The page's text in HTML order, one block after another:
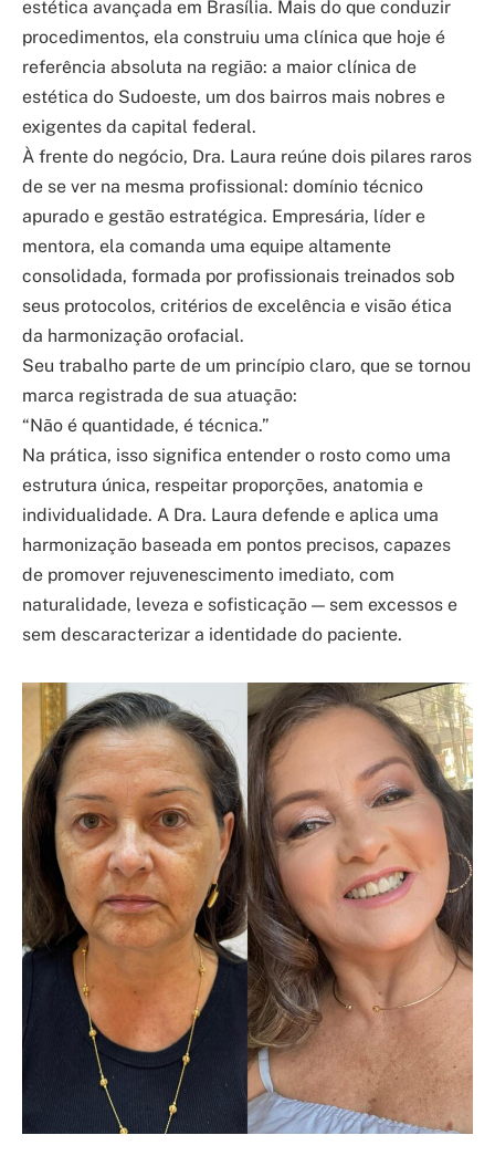
estética avançada em Brasília. Mais do que conduzir
procedimentos, ela construiu uma clínica que hoje é
referência absoluta na região: a maior clínica de
estética do Sudoeste, um dos bairros mais nobres e
exigentes da capital federal.
À frente do negócio, Dra. Laura reúne dois pilares raros
de se ver na mesma profissional: domínio técnico
apurado e gestão estratégica. Empresária, líder e
mentora, ela comanda uma equipe altamente
consolidada, formada por profissionais treinados sob
seus protocolos, critérios de excelência e visão ética
da harmonização orofacial.
Seu trabalho parte de um princípio claro, que se tornou
marca registrada de sua atuação:
“Não é quantidade, é técnica.”
Na prática, isso significa entender o rosto como uma
estrutura única, respeitar proporções, anatomia e
individualidade. A Dra. Laura defende e aplica uma
harmonização baseada em pontos precisos, capazes
de promover rejuvenescimento imediato, com
naturalidade, leveza e sofisticação — sem excessos e
sem descaracterizar a identidade do paciente.